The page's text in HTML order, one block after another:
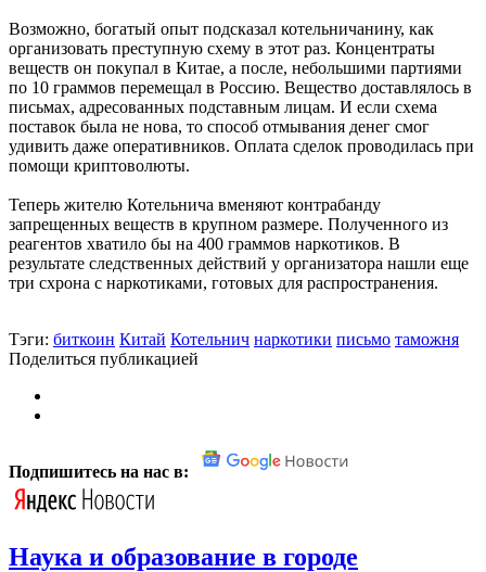
Возможно, богатый опыт подсказал котельничанину, как
организовать преступную схему в этот раз. Концентраты
веществ он покупал в Китае, а после, небольшими партиями
по 10 граммов перемещал в Россию. Вещество доставлялось в
письмах, адресованных подставным лицам. И если схема
поставок была не нова, то способ отмывания денег смог
удивить даже оперативников. Оплата сделок проводилась при
помощи криптоволюты.
Теперь жителю Котельнича вменяют контрабанду
запрещенных веществ в крупном размере. Полученного из
реагентов хватило бы на 400 граммов наркотиков. В
результате следственных действий у организатора нашли еще
три схрона с наркотиками, готовых для распространения.
Тэги: биткоин Китай Котельнич наркотики письмо таможня
Поделиться публикацией
Подпишитесь на нас в:
Наука и образование в городе